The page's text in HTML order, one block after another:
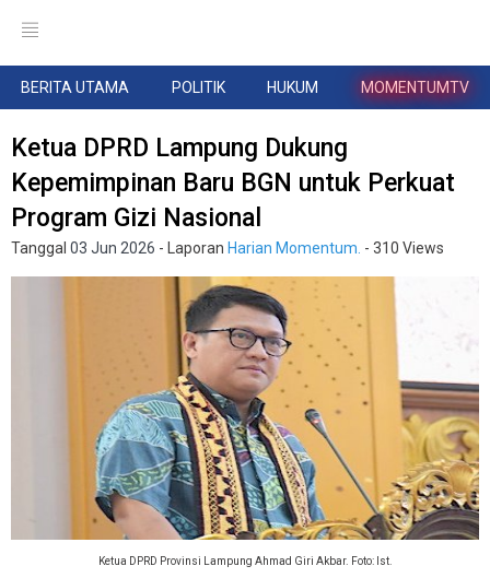
BERITA UTAMA POLITIK HUKUM MOMENTUMTV
Ketua DPRD Lampung Dukung
Kepemimpinan Baru BGN untuk Perkuat
Program Gizi Nasional
Tanggal 03 Jun 2026 - Laporan Harian Momentum. - 310 Views
Ketua DPRD Provinsi Lampung Ahmad Giri Akbar. Foto: Ist.